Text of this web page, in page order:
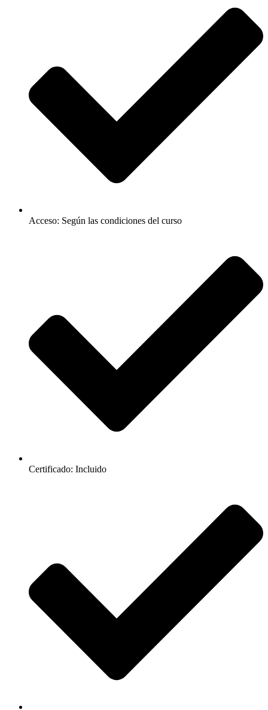
Acceso: Según las condiciones del curso
Certificado: Incluido